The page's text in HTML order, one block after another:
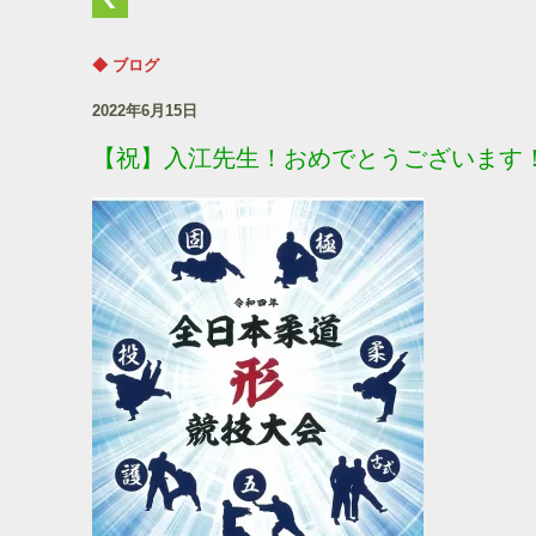
◆ ブログ
2022年6月15日
【祝】入江先生！おめでとうございます